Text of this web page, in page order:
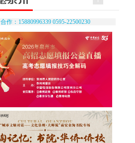
合作：15880996339 0595-22500230